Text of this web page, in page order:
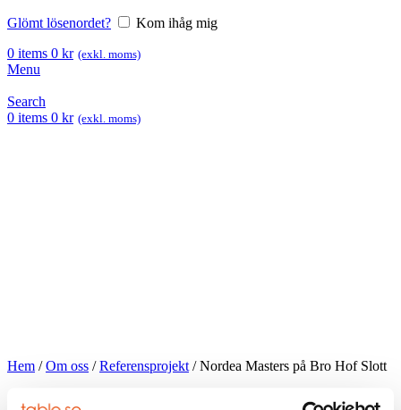
Glömt lösenordet?
Kom ihåg mig
0 items 0 kr (exkl. moms)
Menu
Search
0 items 0 kr (exkl. moms)
Hem /Om oss /Referensprojekt /Nordea Masters på Bro Hof Slott